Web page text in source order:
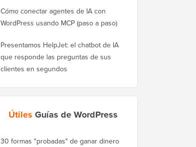
Cómo conectar agentes de IA con
WordPress usando MCP (paso a paso)
Presentamos HelpJet: el chatbot de IA
que responde las preguntas de sus
clientes en segundos
Útiles Guías de WordPress
30 formas "probadas" de ganar dinero